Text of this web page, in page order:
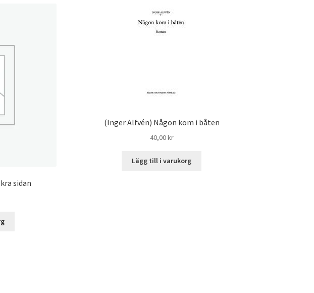
sidan
(Inger Alfvén) Någon kom i båten
40,00kr
Lägg till i varukorg